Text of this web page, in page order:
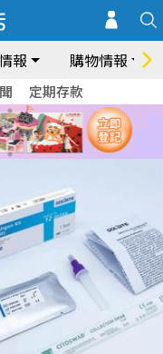
報 購物情報
定期存款